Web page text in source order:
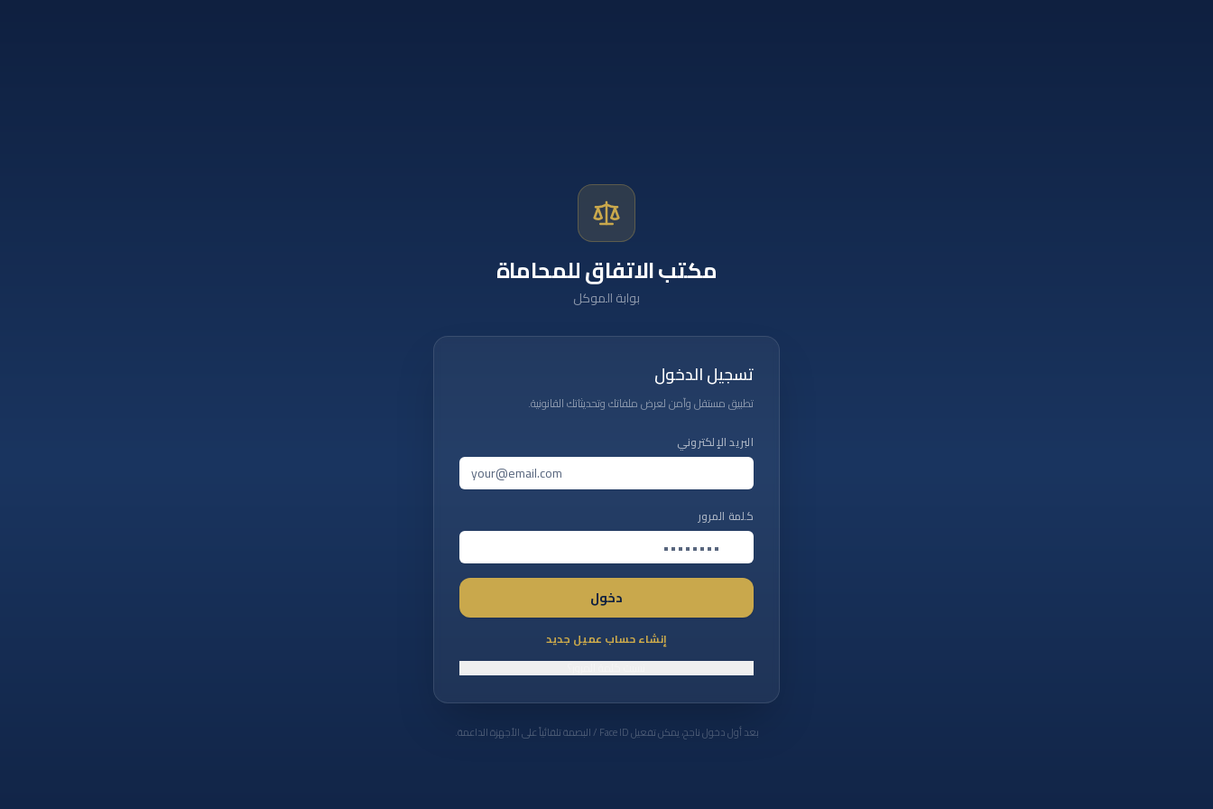
مكتب الاتفاق للمحاماة
بوابة الموكل
تسجيل الدخول
تطبيق مستقل وآمن لعرض ملفاتك وتحديثاتك القانونية.
البريد الإلكتروني
كلمة المرور
دخول
إنشاء حساب عميل جديد
نسيت كلمة المرور؟
بعد أول دخول ناجح، يمكن تفعيل Face ID / البصمة تلقائياً على الأجهزة الداعمة.